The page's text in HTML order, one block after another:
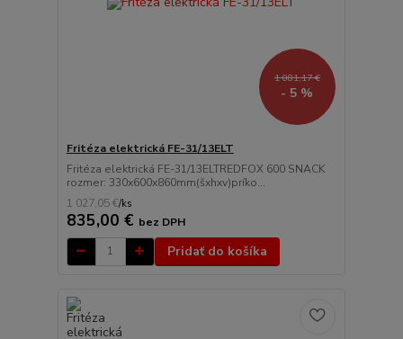
1 081,17 €
- 5 %
Fritéza elektrická FE-31/13ELT
Fritéza elektrická FE-31/13ELTREDFOX 600 SNACK
rozmer: 330x600x860mm(šxhxv)príko...
1 027,05 €/ks
835,00 € bez DPH
Pridať do košíka